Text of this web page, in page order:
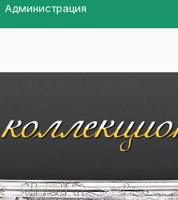
Администрация